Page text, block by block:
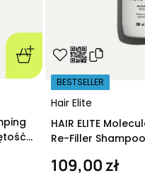
Hair Elite
BESTSELLER
HAIR ELITE
Re-Filler
109,00 zł